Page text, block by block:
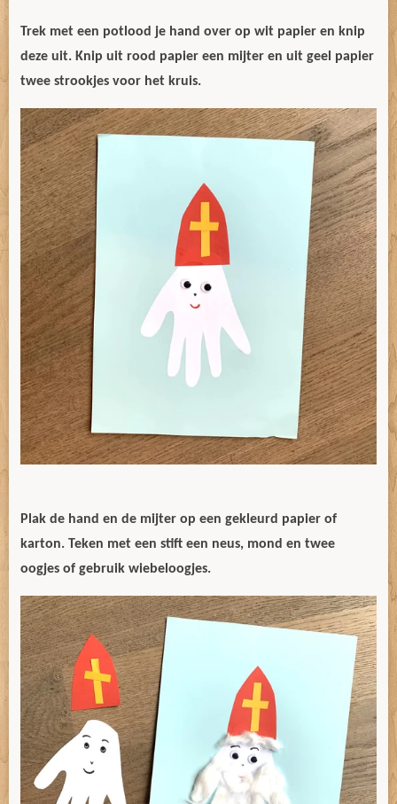
Trek met een potlood je hand over op wit papier en knip
deze uit. Knip uit rood papier een mijter en uit geel papier
twee strookjes voor het kruis.
Plak de hand en de mijter op een gekleurd papier of
karton. Teken met een stift een neus, mond en twee
oogjes of gebruik wiebeloogjes.